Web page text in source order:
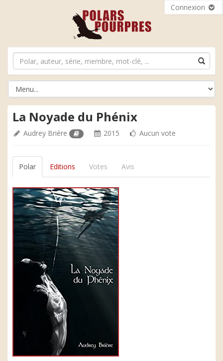
Connexion
La Noyade du Phénix
Audrey Brière 2015 Aucun vote
Polar Editions Votes Avis